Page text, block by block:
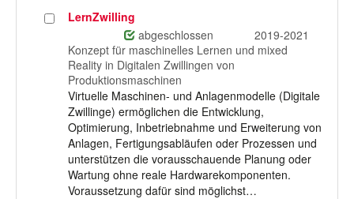
ProjektLernZwilling
abgeschlossen
2019-2021
Konzept für maschinelles Lernen und mixed
Reality in Digitalen Zwillingen von
Produktionsmaschinen
Virtuelle Maschinen- und Anlagenmodelle (Digitale
Zwillinge) ermöglichen die Entwicklung,
Optimierung, Inbetriebnahme und Erweiterung von
Anlagen, Fertigungsabläufen oder Prozessen und
unterstützen die vorausschauende Planung oder
Wartung ohne reale Hardwarekomponenten.
Voraussetzung dafür sind möglichst…